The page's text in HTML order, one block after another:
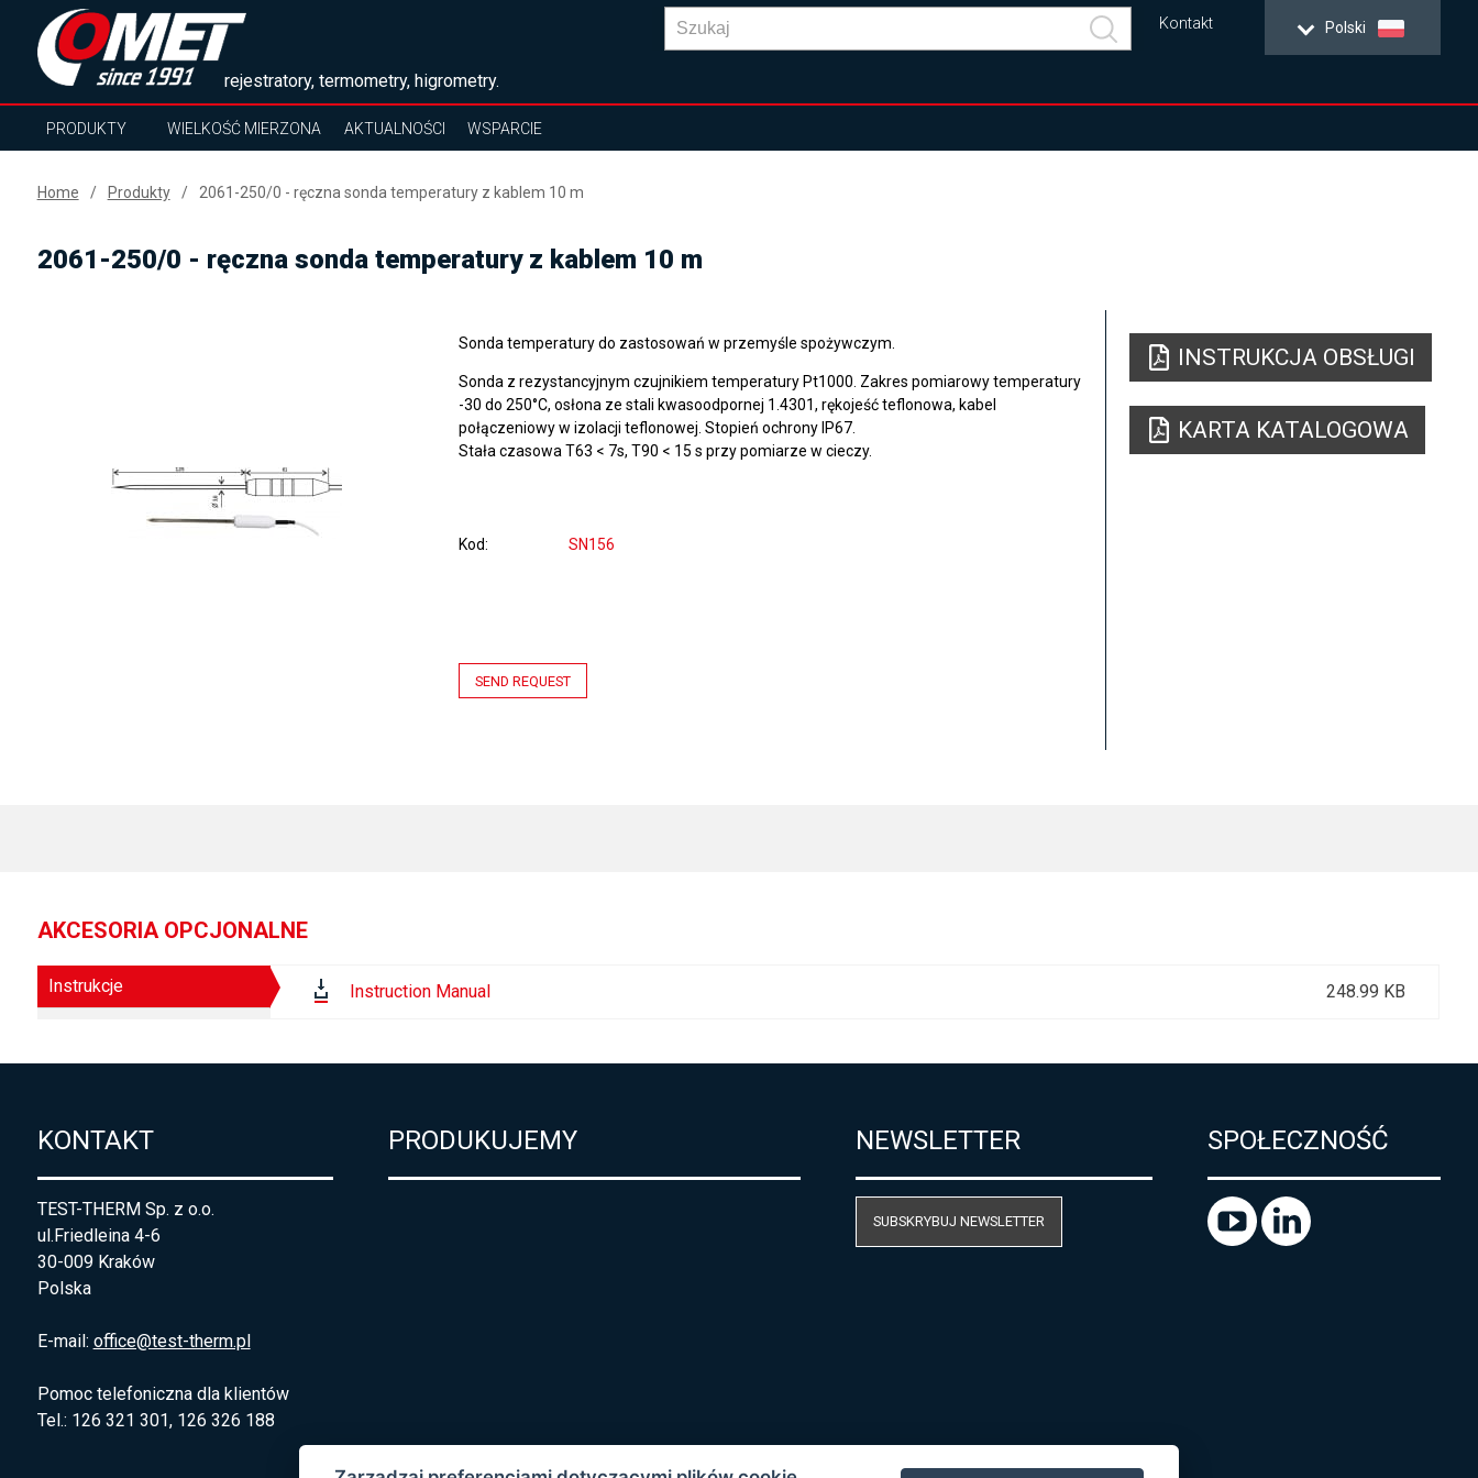
rejestratory, termometry, higrometry.
Polski
Kontakt
PRODUKTY WIELKOŚĆ MIERZONA AKTUALNOŚCI WSPARCIE
Home Produkty 2061-250/0 - ręczna sonda temperatury z kablem 10 m
2061-250/0 - ręczna sonda temperatury z kablem 10 m
Sonda temperatury do zastosowań w przemyśle spożywczym.
Sonda z rezystancyjnym czujnikiem temperatury Pt1000. Zakres pomiarowy temperatury
-30 do 250°C, osłona ze stali kwasoodpornej 1.4301, rękojeść teflonowa, kabel
połączeniowy w izolacji teflonowej. Stopień ochrony IP67.
Stała czasowa T63 < 7s, T90 < 15 s przy pomiarze w cieczy.
Kod SN156
SEND REQUEST
INSTRUKCJA OBSŁUGI
KARTA KATALOGOWA
AKCESORIA OPCJONALNE
Instrukcje Instruction Manual 248.99 KB
KONTAKT
TEST-THERM Sp. z o.o.
ul.Friedleina 4-6
30-009 Kraków
Polska
E-mail: office@test-therm.pl
Pomoc telefoniczna dla klientów
Tel.: 126 321 301, 126 326 188
PRODUKUJEMY NEWSLETTER
SUBSKRYBUJ NEWSLETTER
SPOŁECZNOŚĆ